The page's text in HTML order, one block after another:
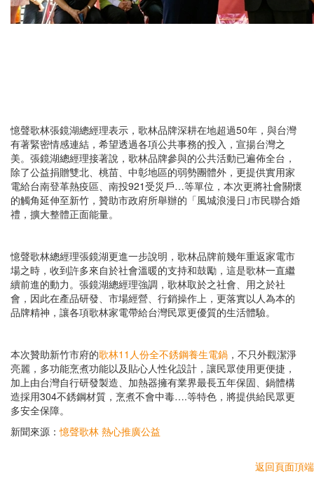
憶聲歌林張鏡湖總經理表示，歌林品牌深耕在地超過50年，與台灣
有著緊密情感連結，希望透過各項公共事務的投入，宣揚台灣之
美。張鏡湖總經理接著說，歌林品牌參與的公共活動已遍佈全台，
除了公益捐贈雙北、桃苗、中彰地區的弱勢團體外，更提供實用家
電給台南登革熱疫區、南投921受災戶…等單位，本次更將社會關懷
的觸角延伸至新竹，贊助市政府所舉辦的「風城浪漫日｣市民聯合婚
禮，擴大整體正面能量。
憶聲歌林總經理張鏡湖更進一步說明，歌林品牌前幾年重返家電市
場之時，收到許多來自於社會溫暖的支持和鼓勵，這是歌林一直繼
續前進的動力。張鏡湖總經理強調，歌林取於之社會、用之於社
會，因此在產品研發、市場經營、行銷操作上，更落實以人為本的
品牌精神，讓各項歌林家電帶給台灣民眾更優質的生活體驗。
本次贊助新竹市府的歌林11人份全不銹鋼養生電鍋 ，不只外觀潔淨
亮麗，多功能烹煮功能以及貼心人性化設計，讓民眾使用更便捷，
加上由台灣自行研發製造、加熱器擁有業界最長五年保固、鍋體構
造採用304不銹鋼材質，烹煮不會中毒….等特色，將提供給民眾更
多安全保障。
新聞來源：憶聲歌林 熱心推廣公益
返回頁面頂端